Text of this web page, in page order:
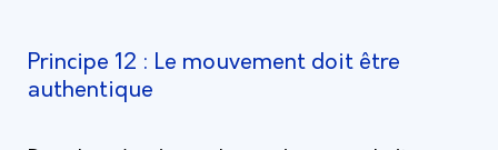
Principe 12 : Le mouvement doit être
authentique